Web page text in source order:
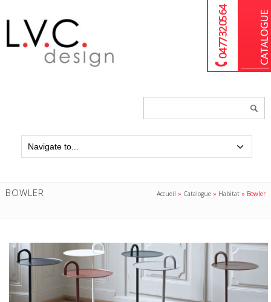
04 77 32 05 64
BOWLER Accueil » Catalogue » Habitat » Bowler